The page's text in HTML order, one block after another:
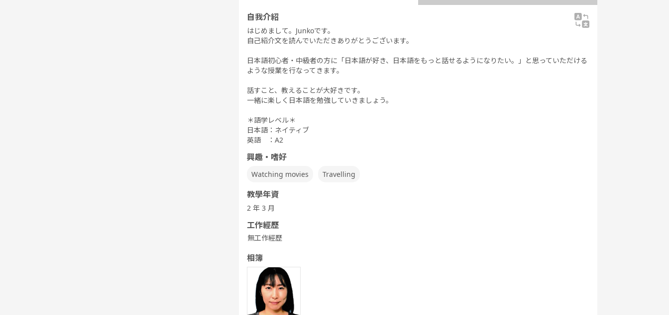
自我介紹
はじめまして。Junkoです。
自己紹介文を読んでいただきありがとうございます。
日本語初心者・中級者の方に「日本語が好き、日本語をもっと話せるようになりたい。」と思っていただける
ような授業を行なってきます。
話すこと、教えることが大好きです。
一緒に楽しく日本語を勉強していきましょう。
＊語学レベル＊
日本語：ネイティブ
英語 ：A2
興趣・嗜好
Watching movies Travelling
教學年資
2 年 3 月
工作經歷
無工作經歷
相簿